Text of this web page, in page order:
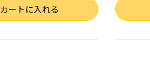
カートに入れる 数量